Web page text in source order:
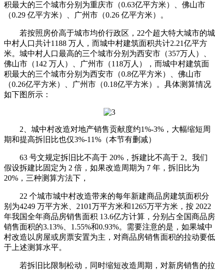
积最大的三个城市分别为重庆市（0.63亿平方米）、佛山市
（0.29 亿平方米）、广州市（0.26 亿平方米）。
若按照房价高于城市均价行政区，22个超大特大城市的城
中村人口共计1188 万人，而城中村建筑面积共计2.21亿平方
米。城中村人口最高的三个城市分别为西安市（357万人）、
佛山市（142 万人）、广州市（118万人），而城中村建筑面
积最大的三个城市分别为西安市（0.8亿平方米）、佛山市
（0.26亿平方米）、广州市（0.18亿平方米）。具体测算情况
如下图所示：
2、城中村改造对地产销售贡献度约1%-3%，大幅缩短周
期和提高拆旧比也仅3%-11%（本节有删减）
63 号文规定拆旧比不高于 20%，拆建比不高于 2。我们
假设拆建比固定为 2 倍，如果改造周期为 7 年，拆旧比为
20%，三种测算方法下，
22 个城市城中村改造带来的每年新建商品房建筑面积分
别为4249 万平方米、2101万平方米和1265万平方米，按 2022
年我国全年商品房销售面积 13.6亿方计算，分别占全国商品房
销售面积的3.13%、1.55%和0.93%。需要注意的是，如果城中
村改造以房屋或房票安置为主，对商品房销售面积的拉动要低
于上述测算水平。
若拆旧比限制松动，同时缩短改造周期，对新房销售的拉